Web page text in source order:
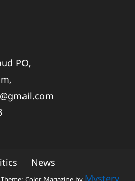
PO,
News